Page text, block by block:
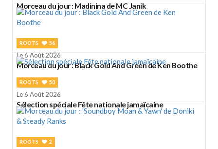
Morceau du jour : Madinina de MC Janik
ROOTS 56
Le 6 Août 2026
Morceau du jour : Black Gold And Green de Ken Boothe
ROOTS 50
Le 6 Août 2026
Sélection spéciale Fête nationale jamaïcaine
ROOTS 2